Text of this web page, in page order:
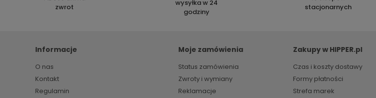
zwrot
wysyłka w 24
godziny
stacjonarnych
Informacje
O nas
Kontakt
Regulamin
Moje zamówienia
Status zamówienia
Zwroty i wymiany
Reklamacje
Zakupy w HIPPER.pl
Czas i koszty dostawy
Formy płatności
Strefa marek